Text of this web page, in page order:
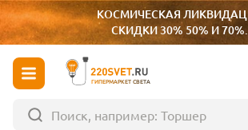
КОСМИЧЕСКАЯ
СКИДКИ 30% 50% И 70%.
ГИПЕРМАРКЕТ СВЕТА